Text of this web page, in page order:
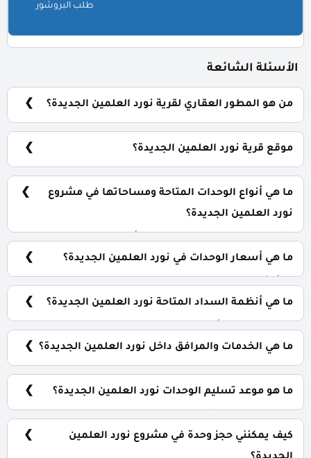
طلب البروشور
الأسئلة الشائعة
من هو المطور العقاري لقرية نورد العلمين الجديدة؟
موقع قرية نورد العلمين الجديدة؟
والمكاتب الحكومية.
ما هي أنواع الوحدات المتاحة ومساحاتها في مشروع
نورد العلمين الجديدة؟
ما هي أسعار الوحدات في نورد العلمين الجديدة؟
ما هي أنظمة السداد المتاحة نورد العلمين الجديدة؟
بالتساوي وبدون فوائد.
ما هي الخدمات والمرافق داخل نورد العلمين الجديدة؟
ما هو موعد تسليم الوحدات نورد العلمين الجديدة؟
كيف يمكنني حجز وحدة في مشروع نورد العلمين